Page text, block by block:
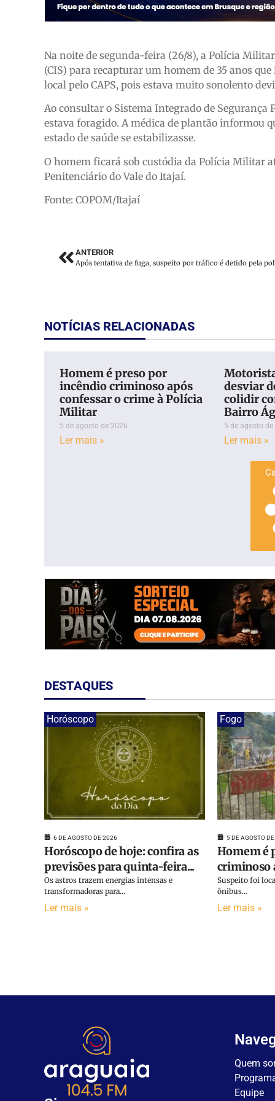
Na noite de segunda-feira (26/8), a Polícia
(CIS) para recapturar um homem de 35 anos
local pelo CAPS, pois estava muito sonolento
Ao consultar o Sistema Integrado de
estava foragido. A médica de plantão informou
estado de saúde se estabilizasse.
O homem ficará sob custódia da Polícia Militar
Penitenciário do Vale do Itajaí.
Fonte: COPOM/Itajaí
ANTERIOR
NOTÍCIAS RELACIONADAS
Homem é preso por
incêndio criminoso após
confessar o crime à Polícia
Militar
5 de agosto de 2026
Ler mais »
desviar
colidir
Bairro
5 de agosto
Ler mais »
DESTAQUES
Horóscopo
6 DE AGOSTO DE 2026
Horóscopo de hoje: confira as
previsões para quinta-feira...
Os astros trazem energias intensas e
transformadoras para...
Ler mais »
Fogo
5 DE AGOSTO
Homem é
criminoso
Suspeito foi
ônibus...
Ler mais »
Quem
Equipe